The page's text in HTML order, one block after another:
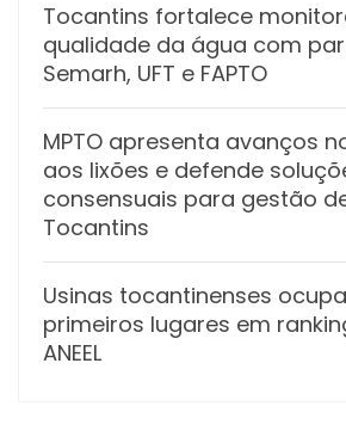
Tocantins fortalece
qualidade da água com
Semarh, UFT e FAPTO
MPTO apresenta avanços
aos lixões e defende
consensuais para gestão
Tocantins
Usinas tocantinenses
primeiros lugares em
ANEEL